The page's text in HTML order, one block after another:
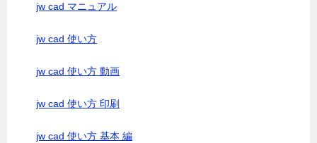
jw cad マニュアル
jw cad 使い方
jw cad 使い方 動画
jw cad 使い方 印刷
jw cad 使い方 基本 編